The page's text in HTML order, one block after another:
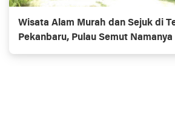
Wisata Alam Murah dan Sejuk di
Pekanbaru, Pulau Semut Namanya